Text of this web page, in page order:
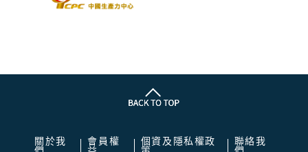
關於我
會員權
個資及隱私權政
聯絡我